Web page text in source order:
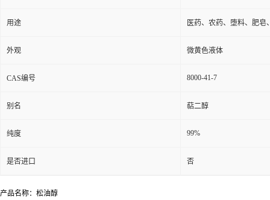
用途 医药、农药、堕料、肥
外观 微黄色液体
CAS编号 8000-41-7
别名 萜二醇
纯度 99%
是否进口 否
产品名称：松油醇